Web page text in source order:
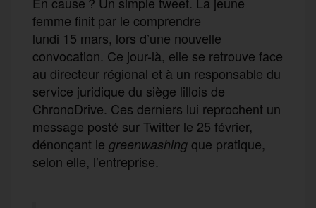
femme finit par le comprendre
lundi 15 mars, lors d’une nouvelle
convocation. Ce jour-là, elle se retrouve face
au directeur régional et à un responsable du
service juridique du siège lillois de
ChronoDrive. Ces derniers lui reprochent un
message posté sur Twitter le 25 février,
dénonçant le greenwashing que pratique,
selon elle, l’entreprise.